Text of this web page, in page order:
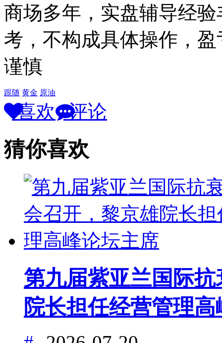
商场多年，实盘辅导经
考，不构成具体操作，
谨慎
跟随 黄金 原油
喜欢 评论
猜你喜欢
第九届紫亚兰国际
院长担任经营管理